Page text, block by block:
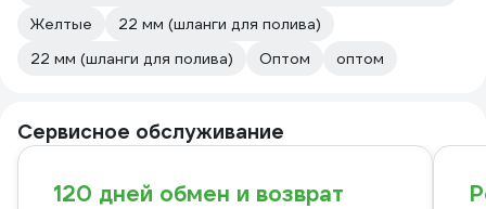
Желтые
22 мм (шланги для полива)
22 мм (шланги для полива)
Оптом оптом
Сервисное обслуживание
120 дней обмен и возврат